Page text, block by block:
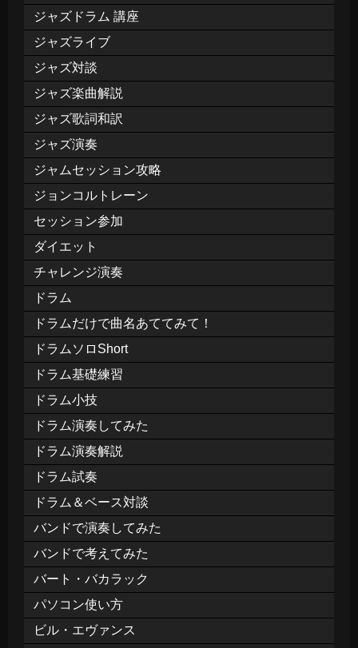
ジャズドラム 講座
ジャズライブ
ジャズ対談
ジャズ楽曲解説
ジャズ歌詞和訳
ジャズ演奏
ジャムセッション攻略
ジョンコルトレーン
セッション参加
ダイエット
チャレンジ演奏
ドラム
ドラムだけで曲名あててみて！
ドラムソロShort
ドラム基礎練習
ドラム小技
ドラム演奏してみた
ドラム演奏解説
ドラム試奏
ドラム＆ベース対談
バンドで演奏してみた
バンドで考えてみた
バート・バカラック
パソコン使い方
ビル・エヴァンス